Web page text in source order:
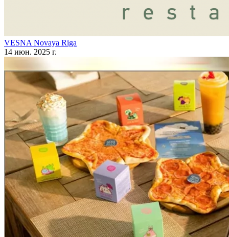
VESNA Novaya Riga
14 июн. 2025 г.